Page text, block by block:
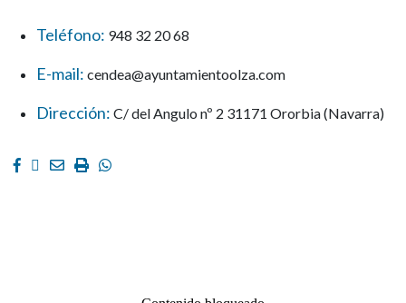
Teléfono: 948 32 20 68
E-mail: cendea@ayuntamientoolza.com
Dirección: C/ del Angulo nº 2 31171 Ororbia (Navarra)
Facebook
Twitter
EmailImprimirWhatsapp